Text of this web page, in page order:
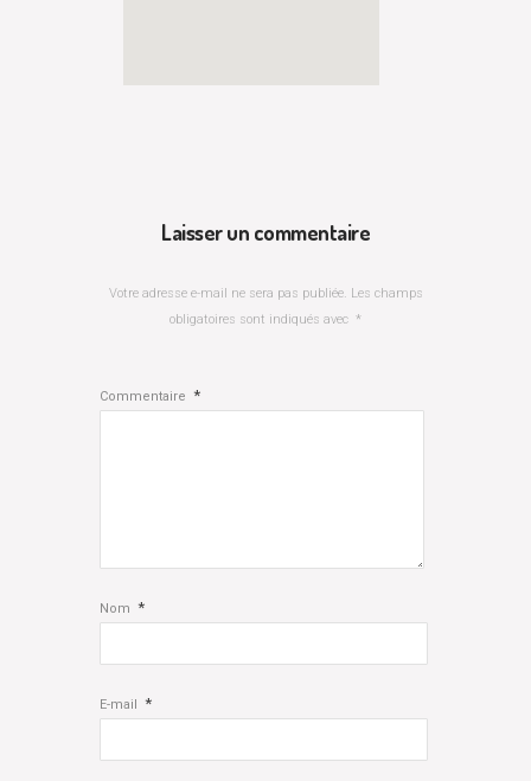
Laisser un commentaire
Votre adresse e-mail ne sera pas publiée. Les champs
obligatoires sont indiqués avec *
Commentaire *
Nom *
E-mail *